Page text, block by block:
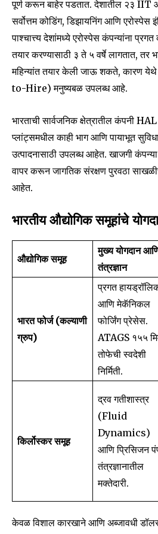
पूर्ण करून बाहेर पडतात. देशातील २३
सर्वोत्तम कोडिंग, डिझायनिंग आणि एरोस्पेस
पाश्चात्त्य देशांमध्ये एरोस्पेस कंपन्यांना
तयार करण्यासाठी ३ ते ५ वर्षे लागतात, तर
महिन्यांत तयार केली जाऊ शकते, कारण
to-Hire) मनुष्यबळ उपलब्ध आहे.
भारताची सार्वजनिक क्षेत्रातील कंपनी
प्लांट्समधील काही भाग आणि पायाभूत
उत्पादनासाठी उपलब्ध आहेत. खाजगी
वापर करून जागतिक संरक्षण पुरवठा
आहेत.
भारतीय औद्योगिक समूहांचे
औद्योगिक समूह
मुख्य योगदान
तंत्रज्ञान
भारत फोर्ज (कल्याणी
ग्रुप)
प्रगत
आणि मेकॅनिकल
फोर्जिंग प्रेसेस.
ATAGS १५५
तोफेची स्वदेशी
निर्मिती.
किर्लोस्कर समूह
द्रव गतीशास्त्र
(Fluid
Dynamics)
आणि प्रिसिजन
तंत्रज्ञानातील
मक्तेदारी.
केवळ विशाल कारखाने आणि अब्जावधी